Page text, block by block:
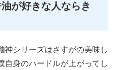
が好きな人ならき
神シリーズはさすがの美味し
自身のハードルが上がってし